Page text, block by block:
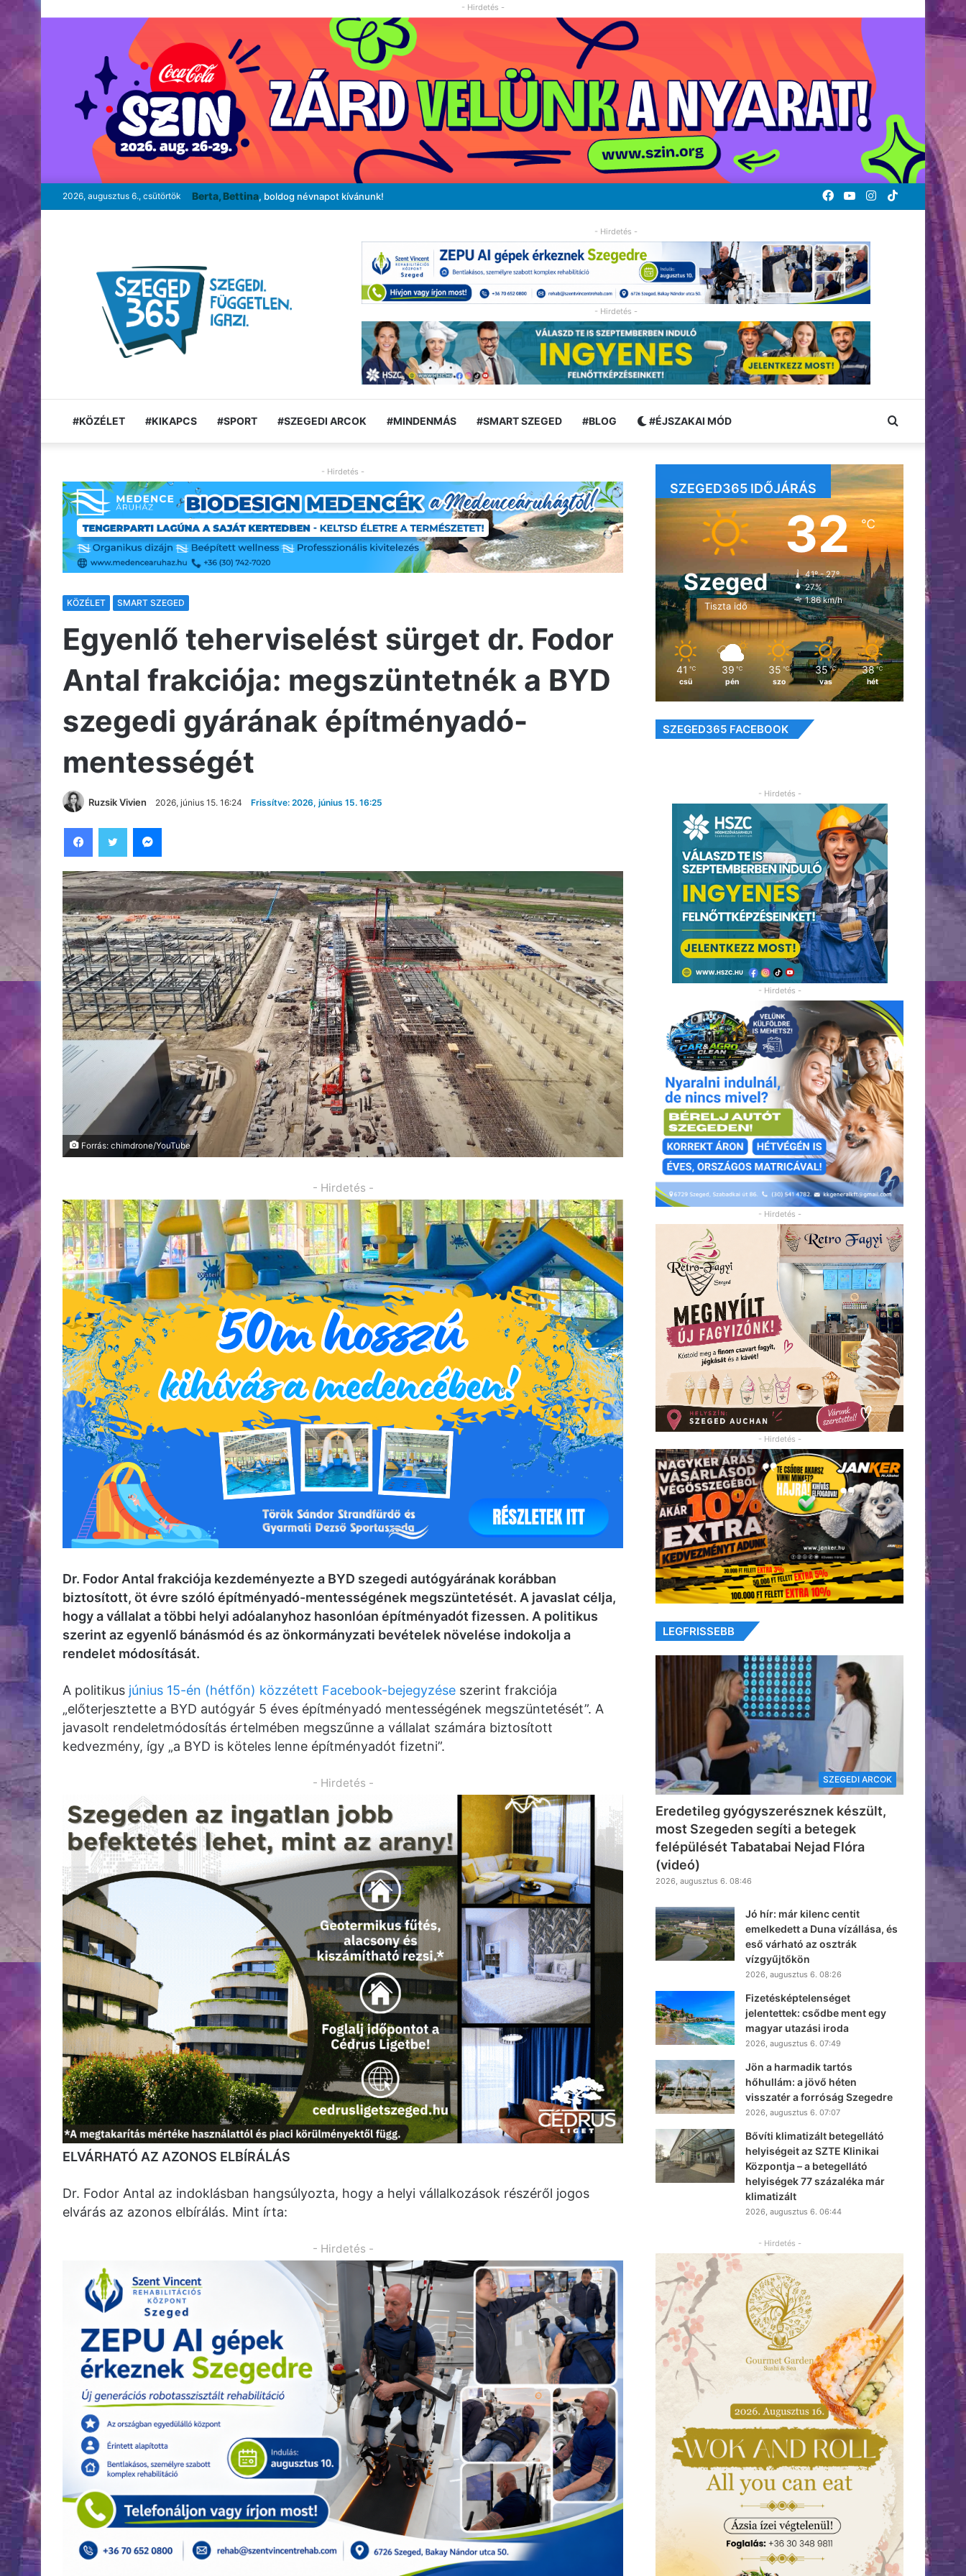
- Hirdetés -
2026, augusztus 6., csütörtök Berta, Bettina, boldog névnapot kívánunk! TikTok
Instagram
YouTube
Facebook
- Hirdetés -
- Hirdetés -
#KÖZÉLET #KIKAPCS #SPORT #SZEGEDI ARCOK #MINDENMÁS #SMART SZEGED #BLOG #ÉJSZAKAI MÓD Keresés:
- Hirdetés -
KÖZÉLET SMART SZEGED
Egyenlő teherviselést sürget dr. Fodor
Antal frakciója: megszüntetnék a BYD
szegedi gyárának építményadó-
mentességét
Ruzsik Vivien 2026, június 15. 16:24 Frissítve: 2026, június 15. 16:25
Forrás: chimdrone/YouTube
- Hirdetés -
Dr. Fodor Antal frakciója kezdeményezte a BYD szegedi autógyárának korábban
biztosított, öt évre szóló építményadó-mentességének megszüntetését. A javaslat célja,
hogy a vállalat a többi helyi adóalanyhoz hasonlóan építményadót fizessen. A politikus
szerint az egyenlő bánásmód és az önkormányzati bevételek növelése indokolja a
rendelet módosítását.
A politikus június 15-én (hétfőn) közzétett Facebook-bejegyzése szerint frakciója
„előterjesztette a BYD autógyár 5 éves építményadó mentességének megszüntetését”. A
javasolt rendeletmódosítás értelmében megszűnne a vállalat számára biztosított
kedvezmény, így „a BYD is köteles lenne építményadót fizetni”.
- Hirdetés -
ELVÁRHATÓ AZ AZONOS ELBÍRÁLÁS
Dr. Fodor Antal az indoklásban hangsúlyozta, hogy a helyi vállalkozások részéről jogos
elvárás az azonos elbírálás. Mint írta:
- Hirdetés -
SZEGED365 IDŐJÁRÁS
Szeged
Tiszta idő
32℃
41º - 27º
27%
1.86 km/h
41 ℃
csü
39 ℃
pén
35 ℃
szo
35 ℃
vas
38 ℃
hét
SZEGED365 FACEBOOK
- Hirdetés -
- Hirdetés -
- Hirdetés -
- Hirdetés -
LEGFRISSEBB
SZEGEDI ARCOK
Eredetileg gyógyszerésznek készült,
most Szegeden segíti a betegek
felépülését Tabatabai Nejad Flóra
(videó)
2026, augusztus 6. 08:46
Jó hír: már kilenc centit
emelkedett a Duna vízállása, és
eső várható az osztrák
vízgyűjtőkön
2026, augusztus 6. 08:26
Fizetésképtelenséget
jelentettek: csődbe ment egy
magyar utazási iroda
2026, augusztus 6. 07:49
Jön a harmadik tartós
hőhullám: a jövő héten
visszatér a forróság Szegedre
2026, augusztus 6. 07:07
Bővíti klimatizált betegellátó
helyiségeit az SZTE Klinikai
Központja – a betegellátó
helyiségek 77 százaléka már
klimatizált
2026, augusztus 6. 06:44
- Hirdetés -